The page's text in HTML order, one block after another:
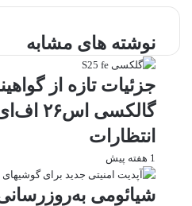
با
نوشته های مشابه
جزئیات تازه از
گالکسی
انتظارات
1 هفته پیش
شیائومی به‌روزرسانی